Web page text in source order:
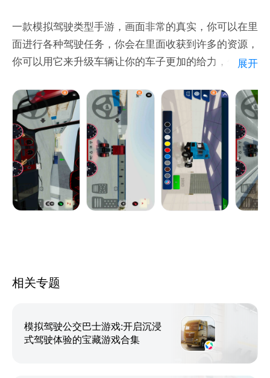
一款模拟驾驶类型手游，画面非常的真实，你可以在里
面进行各种驾驶任务，你会在里面收获到许多的资源，
你可以用它来升级车辆让你的车子更加的给力，你也可
展开
相关专题
模拟驾驶公交巴士游戏:开启沉浸
式驾驶体验的宝藏游戏合集